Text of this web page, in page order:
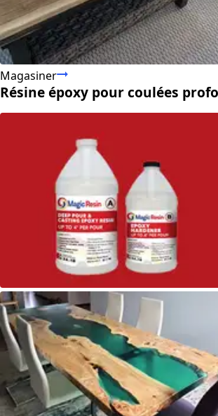
Magasiner
Résine époxy pour coulées